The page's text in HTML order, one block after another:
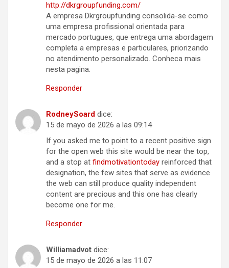
http://dkrgroupfunding.com/
A empresa Dkrgroupfunding consolida-se como
uma empresa profissional orientada para
mercado portugues, que entrega uma abordagem
completa a empresas e particulares, priorizando
no atendimento personalizado. Conheca mais
nesta pagina.
Responder
RodneySoard dice:
15 de mayo de 2026 a las 09:14
If you asked me to point to a recent positive sign
for the open web this site would be near the top,
and a stop at findmotivationtoday reinforced that
designation, the few sites that serve as evidence
the web can still produce quality independent
content are precious and this one has clearly
become one for me.
Responder
Williamadvot dice:
15 de mayo de 2026 a las 11:07